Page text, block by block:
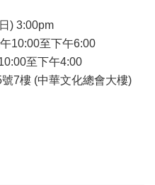
) 3:00pm
10:00至下午6:00
至下午4:00
7樓 (中華文化總會大樓)